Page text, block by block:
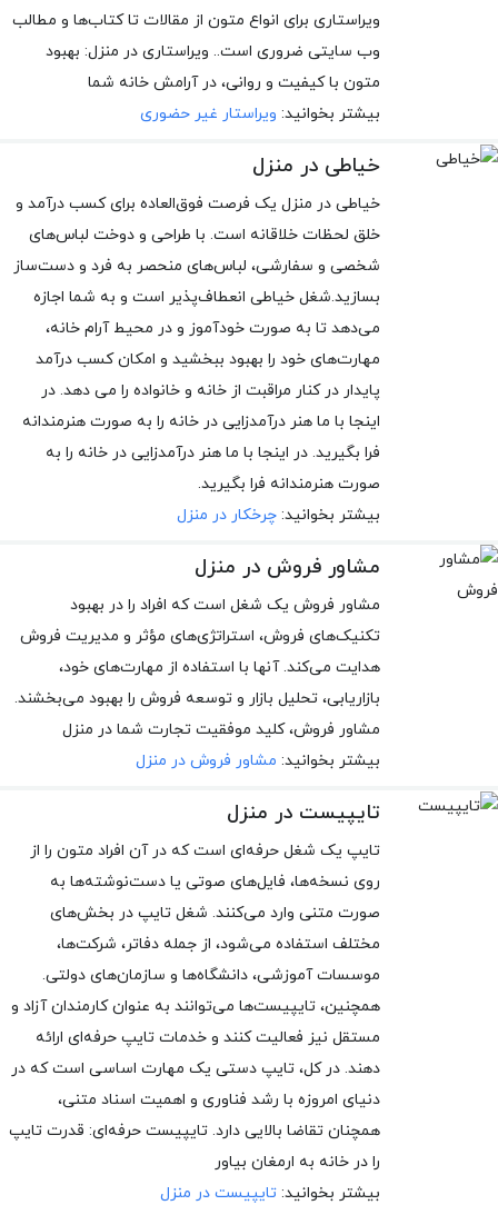
ویراستاری برای انواع متون از مقالات تا کتاب‌ها و مطالب
وب سایتی ضروری است.. ویراستاری در منزل: بهبود
متون با کیفیت و روانی، در آرامش خانه شما
بیشتر بخوانید: ویراستار غیر حضوری
خیاطی در منزل
خیاطی در منزل یک فرصت فوق‌العاده برای کسب درآمد و
خلق لحظات خلاقانه است. با طراحی و دوخت لباس‌های
شخصی و سفارشی، لباس‌های منحصر به فرد و دست‌ساز
بسازید.شغل خیاطی انعطاف‌پذیر است و به شما اجازه
می‌دهد تا به صورت خودآموز و در محیط آرام خانه،
مهارت‌های خود را بهبود ببخشید و امکان کسب درآمد
پایدار در کنار مراقبت از خانه و خانواده را می دهد. در
اینجا با ما هنر درآمدزایی در خانه را به صورت هنرمندانه
فرا بگیرید. در اینجا با ما هنر درآمدزایی در خانه را به
صورت هنرمندانه فرا بگیرید.
بیشتر بخوانید: چرخکار در منزل
مشاور فروش در منزل
مشاور فروش یک شغل است که افراد را در بهبود
تکنیک‌های فروش، استراتژی‌های مؤثر و مدیریت فروش
هدایت می‌کند. آنها با استفاده از مهارت‌های خود،
بازاریابی، تحلیل بازار و توسعه فروش را بهبود می‌بخشند.
مشاور فروش، کلید موفقیت تجارت شما در منزل
بیشتر بخوانید: مشاور فروش در منزل
تایپیست در منزل
تایپ یک شغل حرفه‌ای است که در آن افراد متون را از
روی نسخه‌ها، فایل‌های صوتی یا دست‌نوشته‌ها به
صورت متنی وارد می‌کنند. شغل تایپ در بخش‌های
مختلف استفاده می‌شود، از جمله دفاتر، شرکت‌ها،
موسسات آموزشی، دانشگاه‌ها و سازمان‌های دولتی.
همچنین، تایپیست‌ها می‌توانند به عنوان کارمندان آزاد و
مستقل نیز فعالیت کنند و خدمات تایپ حرفه‌ای ارائه
دهند. در کل، تایپ دستی یک مهارت اساسی است که در
دنیای امروزه با رشد فناوری و اهمیت اسناد متنی،
همچنان تقاضا بالایی دارد. تایپیست حرفه‌ای: قدرت تایپ
را در خانه به ارمغان بیاور
بیشتر بخوانید: تایپیست در منزل